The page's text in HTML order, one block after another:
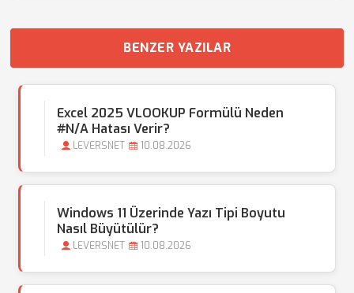
BENZER YAZILAR
Excel 2025 VLOOKUP Formülü Neden
#N/A Hatası Verir?
LEVERSNET 10.08.2026
Windows 11 Üzerinde Yazı Tipi Boyutu
Nasıl Büyütülür?
LEVERSNET 10.08.2026